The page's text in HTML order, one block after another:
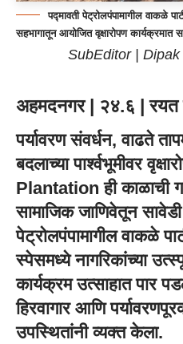
पद्मावती पेट्रोलपंपामागील वाकळे
सहभागातून आयोजित वृक्षारोपण कार्यक्रमात
SubEditor |
अहमदनगर | २४.६ |रयत
पर्यावरण संवर्धन, वाढते
बदलाच्या पार्श्वभूमीवर
Plantation ही
सामाजिक जाणिवेतून
पेट्रोलपंपामागील वाकळे
स्पेसमध्ये नागरिकांच्या
कार्यक्रम उत्साहात पार
हिरवागार आणि
उपस्थितांनी व्यक्त केला.